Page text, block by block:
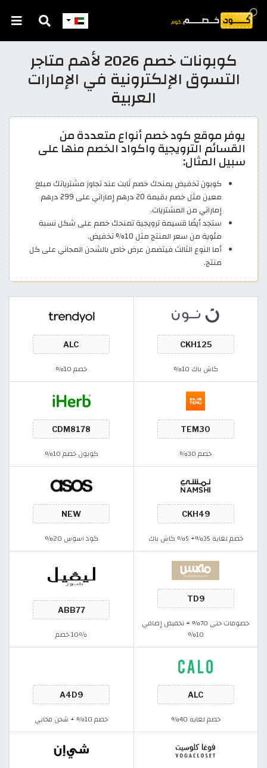
كوبونات خصم 2026 لأهم متاجر
التسوق الإلكترونية في الإمارات
العربية
يوفر موقع كود خصم أنواع متعددة من
القسائم الترويجية واكواد الخصم منها على
سبيل المثال:
كوبون تخفيض يمنحك خصم ثابت عند تجاوز مشترياتك مبلغ
معين مثل خصم بقيمة 20 درهم إماراتي على 299 درهم
إماراتي من المشتريات.
ستجد أيضًا قسيمة ترويجية تمنحك خصم على شكل نسبة
مئوية من سعر المنتج مثل 10% تخفيض.
أما النوع الثالث فيتضمن عرض خاص بالشحن المجاني على كل
منتج.
كاش باك 10% خصم 10%
خصم 30% كوبون خصم 10%
خصم لغاية 35%+ 5% كاش باك كود اسوس 20%
خصومات حتى 70% + تخفيض إضافي
10%
10٪ خصم
خصم لغاية 40% خصم 10% + شحن مجاني